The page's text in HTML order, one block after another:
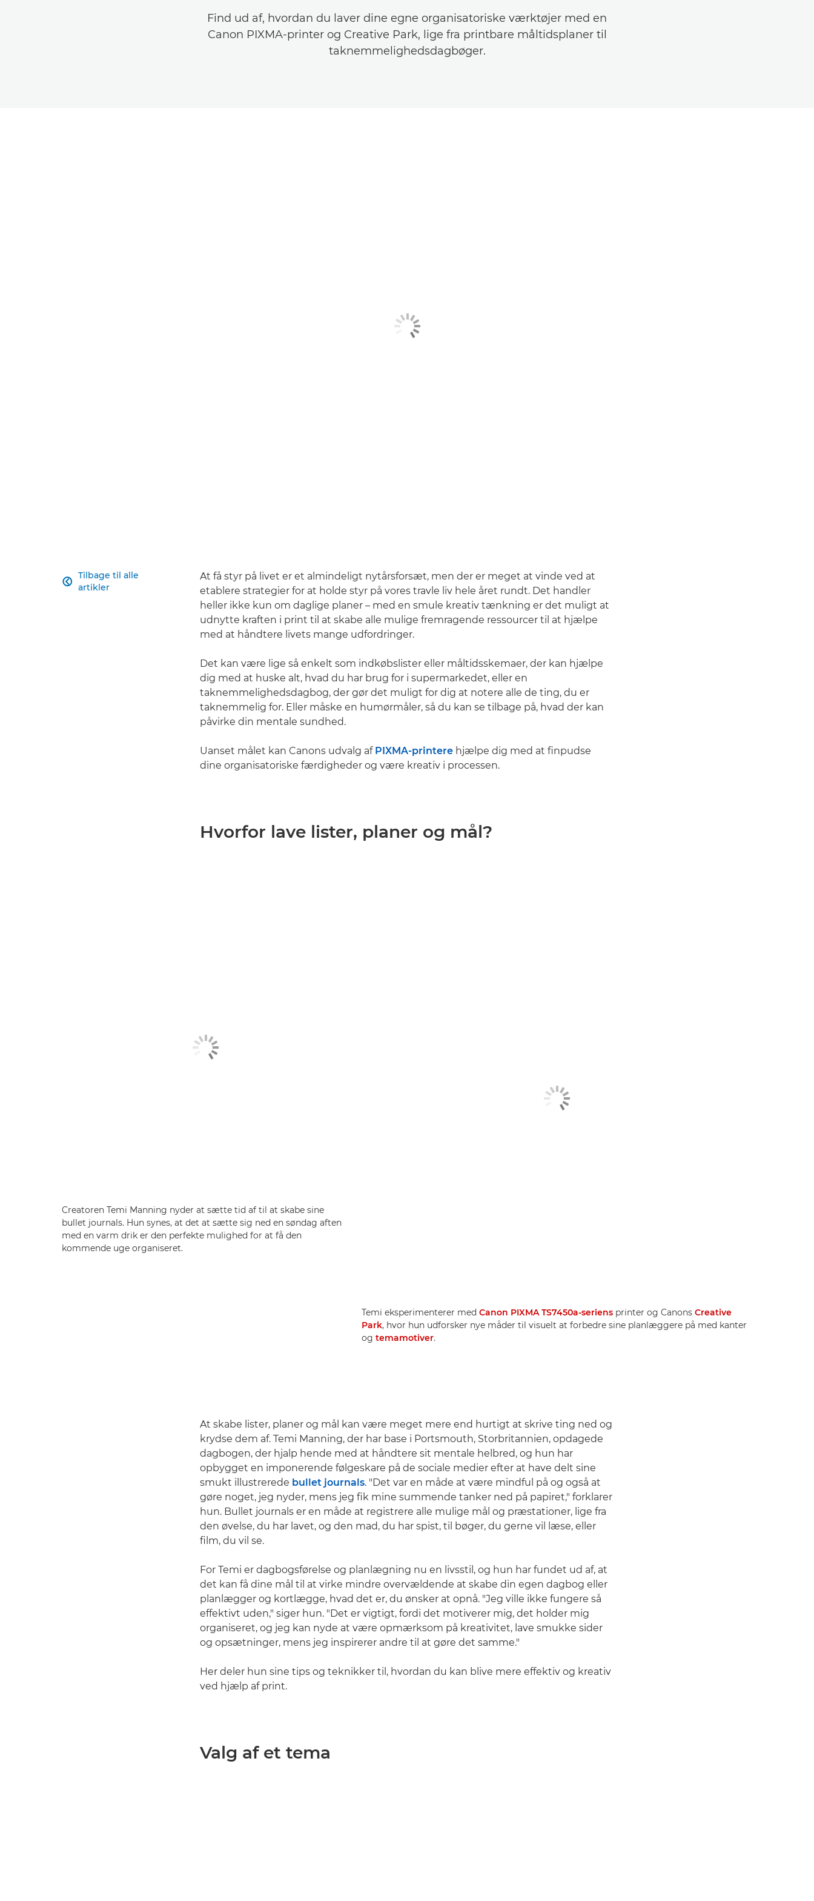
Find ud af, hvordan du laver dine egne organisatoriske værktøjer med en
Canon PIXMA-printer og Creative Park, lige fra printbare måltidsplaner til
taknemmelighedsdagbøger.
Tilbage til alle
artikler

At få styr på livet er et almindeligt nytårsforsæt, men der er meget at vinde ved at
etablere strategier for at holde styr på vores travle liv hele året rundt. Det handler
heller ikke kun om daglige planer – med en smule kreativ tænkning er det muligt at
udnytte kraften i print til at skabe alle mulige fremragende ressourcer til at hjælpe
med at håndtere livets mange udfordringer.
Det kan være lige så enkelt som indkøbslister eller måltidsskemaer, der kan hjælpe
dig med at huske alt, hvad du har brug for i supermarkedet, eller en
taknemmelighedsdagbog, der gør det muligt for dig at notere alle de ting, du er
taknemmelig for. Eller måske en humørmåler, så du kan se tilbage på, hvad der kan
påvirke din mentale sundhed.
Uanset målet kan Canons udvalg af PIXMA-printere hjælpe dig med at finpudse
dine organisatoriske færdigheder og være kreativ i processen.
Hvorfor lave lister, planer og mål?
Creatoren Temi Manning nyder at sætte tid af til at skabe sine
bullet journals. Hun synes, at det at sætte sig ned en søndag aften
med en varm drik er den perfekte mulighed for at få den
kommende uge organiseret.
Temi eksperimenterer medCanon PIXMA TS7450a-seriens printer og CanonsCreative
Park, hvor hun udforsker nye måder til visuelt at forbedre sine planlæggere på med kanter
ogtemamotiver.
At skabe lister, planer og mål kan være meget mere end hurtigt at skrive ting ned og
krydse dem af. Temi Manning, der har base i Portsmouth, Storbritannien, opdagede
dagbogen, der hjalp hende med at håndtere sit mentale helbred, og hun har
opbygget en imponerende følgeskare på de sociale medier efter at have delt sine
smukt illustrerede bullet journals. "Det var en måde at være mindful på og også at
gøre noget, jeg nyder, mens jeg fik mine summende tanker ned på papiret," forklarer
hun. Bullet journals er en måde at registrere alle mulige mål og præstationer, lige fra
den øvelse, du har lavet, og den mad, du har spist, til bøger, du gerne vil læse, eller
film, du vil se.
For Temi er dagbogsførelse og planlægning nu en livsstil, og hun har fundet ud af, at
det kan få dine mål til at virke mindre overvældende at skabe din egen dagbog eller
planlægger og kortlægge, hvad det er, du ønsker at opnå. "Jeg ville ikke fungere så
effektivt uden," siger hun. "Det er vigtigt, fordi det motiverer mig, det holder mig
organiseret, og jeg kan nyde at være opmærksom på kreativitet, lave smukke sider
og opsætninger, mens jeg inspirerer andre til at gøre det samme."
Her deler hun sine tips og teknikker til, hvordan du kan blive mere effektiv og kreativ
ved hjælp af print.
Valg af et tema